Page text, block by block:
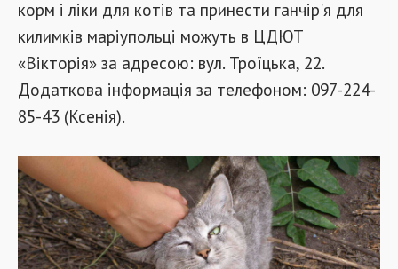
корм і ліки для котів та принести ганчір'я для
килимків маріупольці можуть в ЦДЮТ
«Вікторія» за адресою: вул. Троїцька, 22.
Додаткова інформація за телефоном: 097-224-
85-43 (Ксенія).